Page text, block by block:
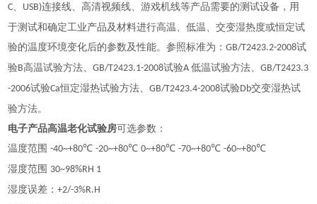
C、 USB)连接线、高清视频线、游戏机线等产品需要的测试设备，用
于测试和确定工业产品及材料进行高温、低温、交变湿热度或恒定试
验的温度环境变化后的参数及性能。参照标准为：GB/T2423.2-2008试
验B高温试验方法、GB/T2423.1-2008试验A低温试验方法、GB/T2423.3
-2006试验Ca恒定湿热试验方法、GB/T2423.4-2008试验Db交变湿热试
验方法。
电子产品高温老化试验房可选参数：
温度范围 -40~+80℃-20~+80℃0~+80℃-70~+80℃-60~+80℃
湿度范围 30~98%RH 1
湿度误差：+2/-3%R.H